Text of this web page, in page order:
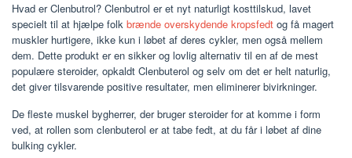
Hvad er Clenbutrol? Clenbutrol er et nyt naturligt kosttilskud, lavet
specielt til at hjælpe folk brænde overskydende kropsfedt og få magert
muskler hurtigere, ikke kun i løbet af deres cykler, men også mellem
dem. Dette produkt er en sikker og lovlig alternativ til en af de mest
populære steroider, opkaldt Clenbuterol og selv om det er helt naturlig,
det giver tilsvarende positive resultater, men eliminerer bivirkninger.
De fleste muskel bygherrer, der bruger steroider for at komme i form
ved, at rollen som clenbuterol er at tabe fedt, at du får i løbet af dine
bulking cykler.